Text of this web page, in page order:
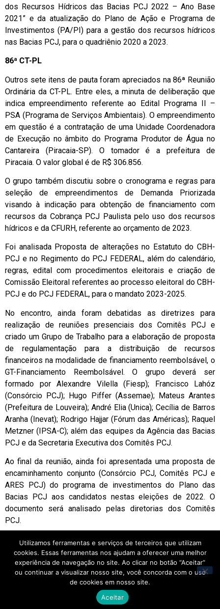
dos Recursos Hídricos das Bacias PCJ 2022 – Ano Base
2021” e da atualização do Plano de Ação e Programa de
Investimentos (PA/PI) para a gestão dos recursos hídricos
nas Bacias PCJ, para o quadriênio 2020 a 2023.
86ª CT-PL
Outros sete itens de pauta foram apreciados na 86ª Reunião
Ordinária da CT-PL. Entre eles, a minuta de deliberação que
indica empreendimento referente ao Edital Programa II –
PSA (Programa de Serviços Ambientais). O empreendimento
em questão é a contratação de uma Unidade Coordenadora
de Execução no âmbito do Programa Produtor de Água no
Cantareira (Piracaia-SP). O tomador é a prefeitura de
Piracaia. O valor global é de R$ 306.856.
O grupo também discutiu sobre o cronograma e regras para
seleção de empreendimentos de Demanda Priorizada
visando à indicação para obtenção de financiamento com
recursos da Cobrança PCJ Paulista pelo uso dos recursos
hídricos e da CFURH, referente ao orçamento de 2023.
Foi analisada Proposta de alterações no Estatuto do CBH-
PCJ e no Regimento do PCJ FEDERAL, além do calendário,
regras, edital com procedimentos eleitorais e criação de
Comissão Eleitoral referentes ao processo eleitoral do CBH-
PCJ e do PCJ FEDERAL, para o mandato 2023-2025.
No encontro, ainda foram debatidas as diretrizes para
realização de reuniões presenciais dos Comitês PCJ e
criado um Grupo de Trabalho para a elaboração de proposta
de regulamentação para a distribuição de recursos
financeiros na modalidade de financiamento reembolsável, o
GT-Financiamento Reembolsável. O grupo deverá ser
formado por Alexandre Vilella (Fiesp); Francisco Lahóz
(Consórcio PCJ); Hugo Piffer (Assemae); Mateus Arantes
(Prefeitura de Louveira); André Elia (Unica); Cecília de Barros
Aranha (Inevat); Rodrigo Hajjar (Fórum das Américas); Raquel
Metzner (IPSA-C); além das equipes da Agência das Bacias
PCJ e da Secretaria Executiva dos Comitês PCJ.
Ao final da reunião, ainda foi apresentada uma proposta de
encaminhamento conjunto (Consórcio PCJ, Comitês PCJ e
ARES PCJ) do programa de investimentos do Plano das
Bacias PCJ aos candidatos nestas eleições de 2022. O
documento será analisado pelas diretorias dos Comitês
PCJ.
Todas as minutas de deliberação aprovadas nas duas
reuniões desta sexta-feira serão votadas na 26ª Reunião
Extraordinária dos Comitês PCJ (CBH-PCJ, PCJ FEDERAL e
CBH-PJ1), no dia 4 de outubro.
Home
Utilizamos ferramentas e serviços de terceiros que utilizam
cookies. Essas ferramentas nos ajudam a oferecer uma melhor
experiência de navegação no site. Ao clicar no botão “Aceitar”
ou continuar a visualizar nosso site, você concorda com o uso
de cookies em nosso site.
Aceitar